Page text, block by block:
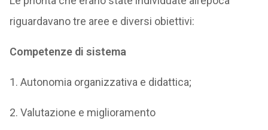
riguardavano tre aree e diversi obiettivi:
Competenze di sistema
1. Autonomia organizzativa e didattica;
2. Valutazione e miglioramento